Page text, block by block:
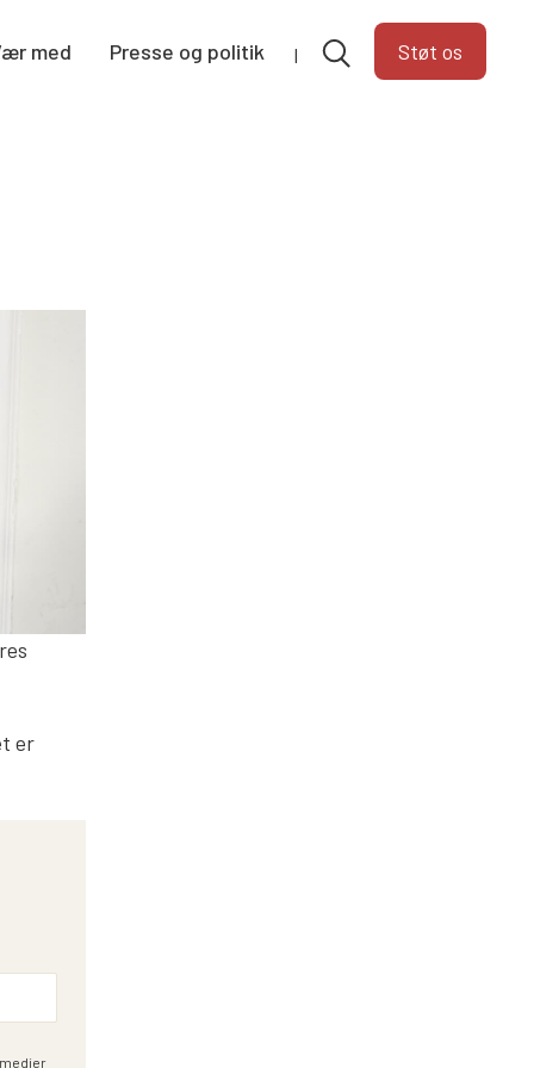
med Presse og politik Støt os
er